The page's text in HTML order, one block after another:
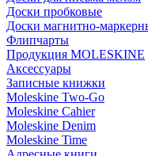
Доски пробковые
Доски магнитно-
Флипчарты
Продукция MOLESKINE
Аксессуары
Записные книжки
Moleskine Two-Go
Moleskine Cahier
Moleskine Denim
Moleskine Time